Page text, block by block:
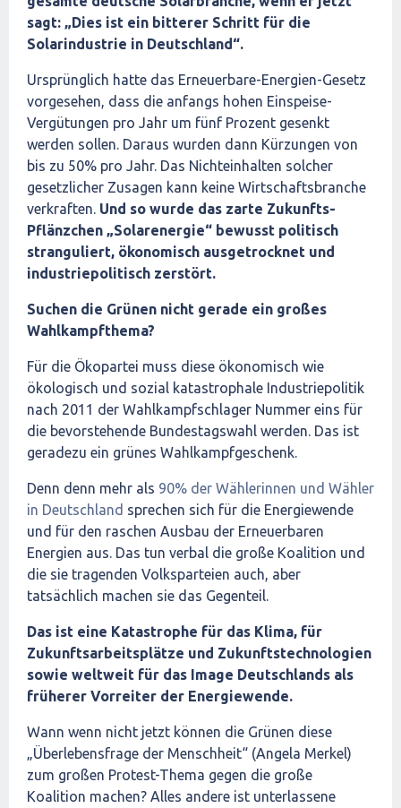
sagt: „Dies ist ein bitterer Schritt für die
Solarindustrie in Deutschland“.
Ursprünglich hatte das Erneuerbare-Energien-Gesetz
vorgesehen, dass die anfangs hohen Einspeise-
Vergütungen pro Jahr um fünf Prozent gesenkt
werden sollen. Daraus wurden dann Kürzungen von
bis zu 50% pro Jahr. Das Nichteinhalten solcher
gesetzlicher Zusagen kann keine Wirtschaftsbranche
verkraften. Und so wurde das zarte Zukunfts-
Pflänzchen „Solarenergie“ bewusst politisch
stranguliert, ökonomisch ausgetrocknet und
industriepolitisch zerstört.
Suchen die Grünen nicht gerade ein großes
Wahlkampfthema?
Für die Ökopartei muss diese ökonomisch wie
ökologisch und sozial katastrophale Industriepolitik
nach 2011 der Wahlkampfschlager Nummer eins für
die bevorstehende Bundestagswahl werden. Das ist
geradezu ein grünes Wahlkampfgeschenk.
Denn denn mehr als 90% der Wählerinnen und Wähler
in Deutschland sprechen sich für die Energiewende
und für den raschen Ausbau der Erneuerbaren
Energien aus. Das tun verbal die große Koalition und
die sie tragenden Volksparteien auch, aber
tatsächlich machen sie das Gegenteil.
Das ist eine Katastrophe für das Klima, für
Zukunftsarbeitsplätze und Zukunftstechnologien
sowie weltweit für das Image Deutschlands als
früherer Vorreiter der Energiewende.
Wann wenn nicht jetzt können die Grünen diese
„Überlebensfrage der Menschheit“ (Angela Merkel)
zum großen Protest-Thema gegen die große
Koalition machen? Alles andere ist unterlassene